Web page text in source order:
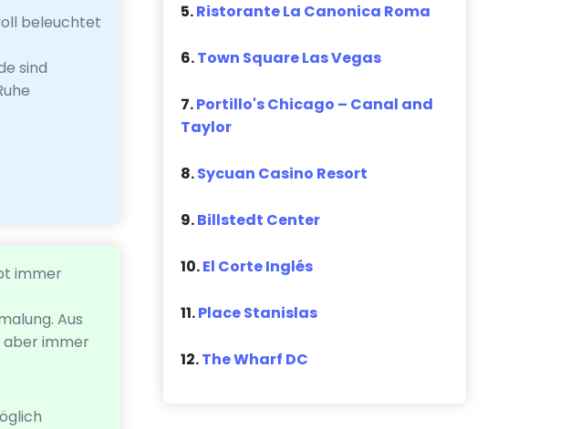
beleuchtet
sind
immer
Aus
aber immer
5.Ristorante La Canonica Roma
6.Town Square Las Vegas
7.Portillo's Chicago – Canal and
Taylor
8.Sycuan Casino Resort
9.Billstedt Center
10.El Corte Inglés
11.Place Stanislas
12.The Wharf DC